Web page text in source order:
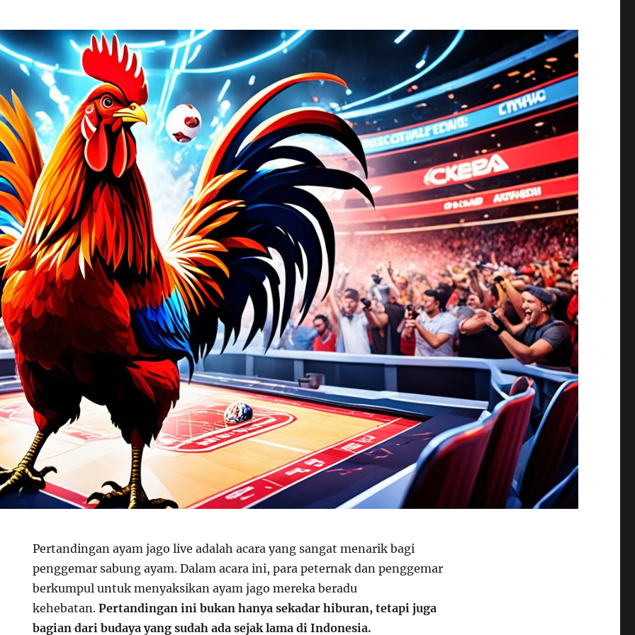
Pertandingan ayam jago live adalah acara yang sangat menarik bagi
penggemar sabung ayam. Dalam acara ini, para peternak dan penggemar
berkumpul untuk menyaksikan ayam jago mereka beradu
kehebatan.Pertandingan ini bukan hanya sekadar hiburan, tetapi juga
bagian dari budaya yang sudah ada sejak lama di Indonesia.